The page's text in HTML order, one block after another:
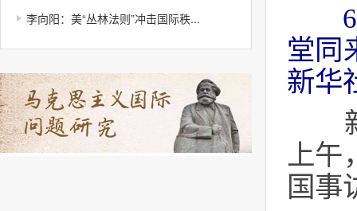
李向阳：美“丛林法则”冲击国际秩...
堂同
新华
新
上午
国事